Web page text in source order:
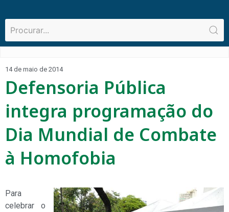
14 de maio de 2014
Defensoria Pública
integra programação do
Dia Mundial de Combate
à Homofobia
Para
celebrar o